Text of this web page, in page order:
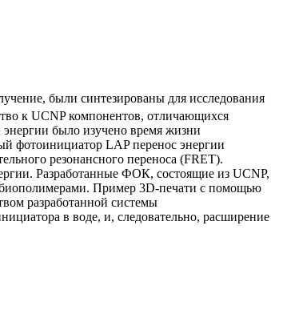
были синтезированы для исследования
к UCNP компонентов, отличающихся
было изучено время жизни
фотоинициатор LAP перенос энергии
резонансного переноса (FRET).
Разработанные ФОК, состоящие из UCNP,
Пример 3D-печати с помощью
разработанной системы
в воде, и, следовательно, расширение